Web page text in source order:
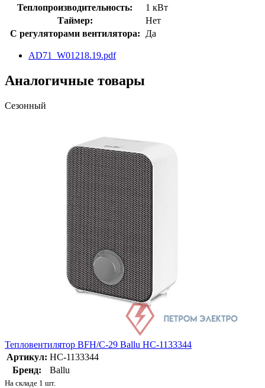
Теплопроизводительность:
1 кВт
Таймер:
Нет
С регуляторами вентилятора:
Да
AD71_W01218.19.pdf
Аналогичные товары
Сезонный
Тепловентилятор BFH/С-29 Ballu НС-1133344
Артикул: НС-1133344
Бренд:
Ballu
На складе 1 шт.